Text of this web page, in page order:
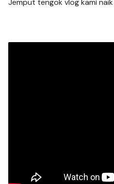
Jemput tengok vlog kami naik